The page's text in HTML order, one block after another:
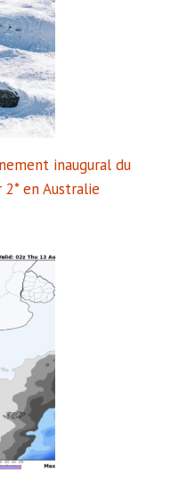
inaugural du
2* en Australie